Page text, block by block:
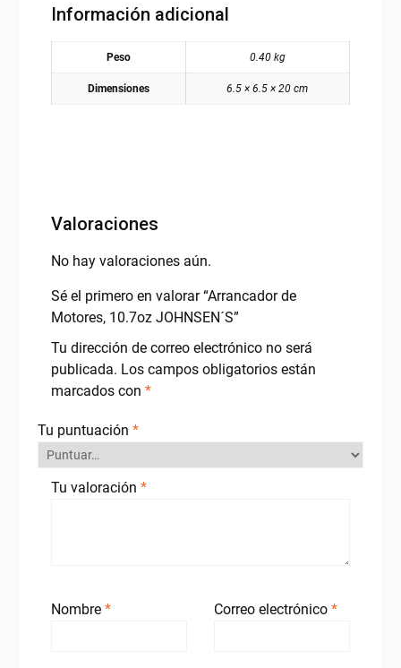
Información adicional
Peso 0.40 kg
Dimensiones 6.5 × 6.5 × 20 cm
Valoraciones
No hay valoraciones aún.
Sé el primero en valorar “Arrancador de
Motores, 10.7oz JOHNSEN´S”
Tu dirección de correo electrónico no será
publicada. Los campos obligatorios están
marcados con *
Tu puntuación *
Tu valoración *
Nombre * Correo electrónico *